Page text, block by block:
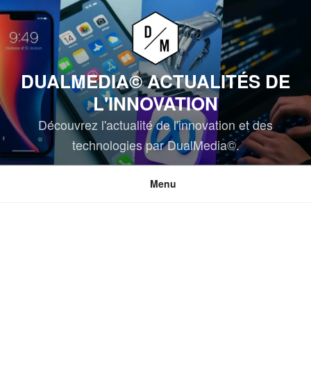
Aller
au
contenu
DUALMEDIA© ACTUALITÉS DE
L'INNOVATION
Découvrez l'actualité de l'innovation et des
technologies par DualMedia©.
Menu